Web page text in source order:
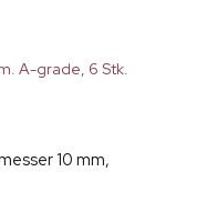
A-grade, 6 Stk.
10 mm,